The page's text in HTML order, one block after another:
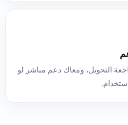
التحويل، ومعاك دعم مباشر لو